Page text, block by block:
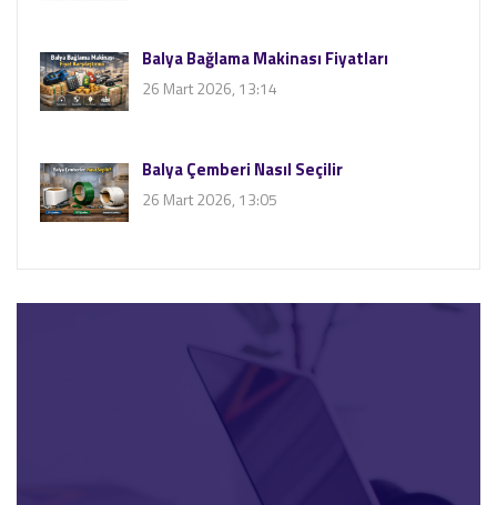
Balya Bağlama Makinası Fiyatları
26 Mart 2026, 13:14
Balya Çemberi Nasıl Seçilir
26 Mart 2026, 13:05